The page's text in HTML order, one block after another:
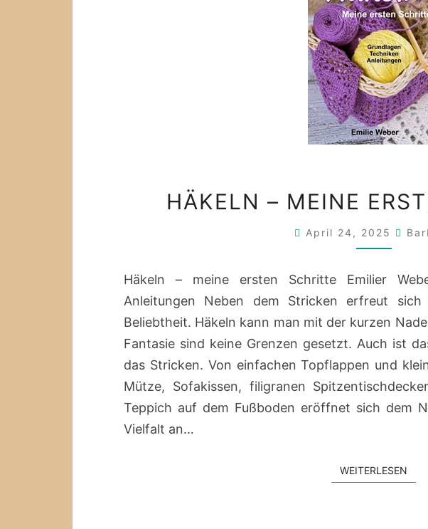
–
MEINE
ERSTEN
HÄKELN – MEINE
April 24, 2025
Häkeln – meine ersten Schritte Emilier
Anleitungen Neben dem Stricken erfreut
Beliebtheit. Häkeln kann man mit der kurzen
Fantasie sind keine Grenzen gesetzt. Auch ist
das Stricken. Von einfachen Topflappen und
Mütze, Sofakissen, filigranen
Teppich auf dem Fußboden eröffnet sich dem
Vielfalt an…
WEITERLESEN